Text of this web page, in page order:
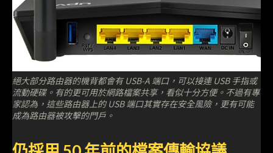
絕大部分路由器的機背都會有 USB-A 端口，可以接連 USB 手指或
流動硬碟。有的更可用於網路檔案共享，看似十分方便。不過有專
家認為，這些路由器上的 USB 端口其實存在安全風險，更有可能
成為路由器被攻擊的門戶。